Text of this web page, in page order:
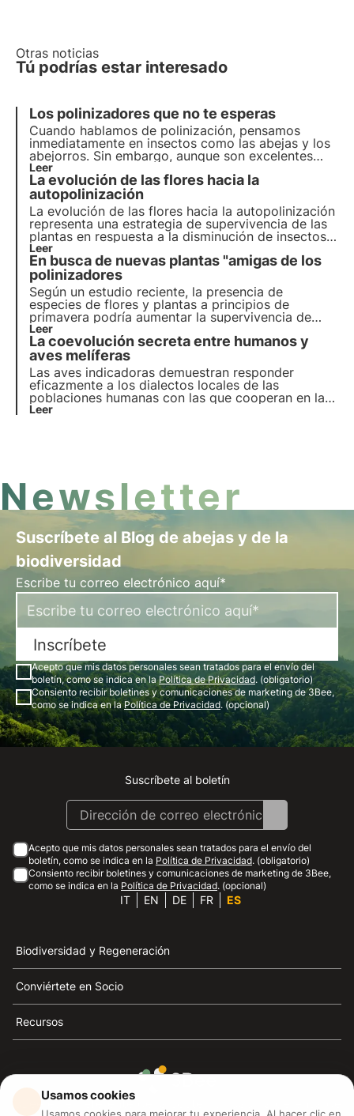
Otras noticias
Tú podrías estar interesado
Los polinizadores que no te esperas
Cuando hablamos de polinización, pensamos
inmediatamente en insectos como las abejas y los
abejorros. Sin embargo, aunque son excelentes
polinizadores, estos insectos no son los únicos que
contribuyen a este importante servicio del
ecosistema.
Leer
La evolución de las flores hacia la
autopolinización
La evolución de las flores hacia la autopolinización
representa una estrategia de supervivencia de las
plantas en respuesta a la disminución de insectos
polinizadores. Obtenga más información en este
artículo sobre las implicaciones de este fenómeno
para la biodiversidad y el ecosistema.
Leer
En busca de nuevas plantas "amigas de los
polinizadores
Según un estudio reciente, la presencia de
especies de flores y plantas a principios de
primavera podría aumentar la supervivencia de
algunos insectos polinizadores, ampliando la lista
de plantas "amigas de los polinizadores". Más
información sobre los aliados de los polinizadores
en este artículo.
Leer
La coevolución secreta entre humanos y
aves melíferas
Las aves indicadoras demuestran responder
eficazmente a los dialectos locales de las
poblaciones humanas con las que cooperan en la
búsqueda de colonias de abejas silvestres. Más
Leer
Newsletter
Suscríbete al Blog de abejas y de la
biodiversidad
Escribe tu correo electrónico aquí*
Inscríbete
Acepto que mis datos personales sean tratados para el envío del
boletín, como se indica en laPolítica de Privacidad. (obligatorio)
Consiento recibir boletines y comunicaciones de marketing de 3Bee,
como se indica en laPolítica de Privacidad. (opcional)
Instagram
Facebook
Linkedin
Youtube
Suscríbete al boletín
Acepto que mis datos personales sean tratados para el envío del
boletín, como se indica en la Política de Privacidad. (obligatorio)
Consiento recibir boletines y comunicaciones de marketing de 3Bee,
como se indica en la Política de Privacidad. (opcional)
IT EN DE FR ES
Biodiversidad y Regeneración
Conviértete en Socio
Recursos
3Bee es el referente de la sostenibilidad, la defensa de
Usamos cookies